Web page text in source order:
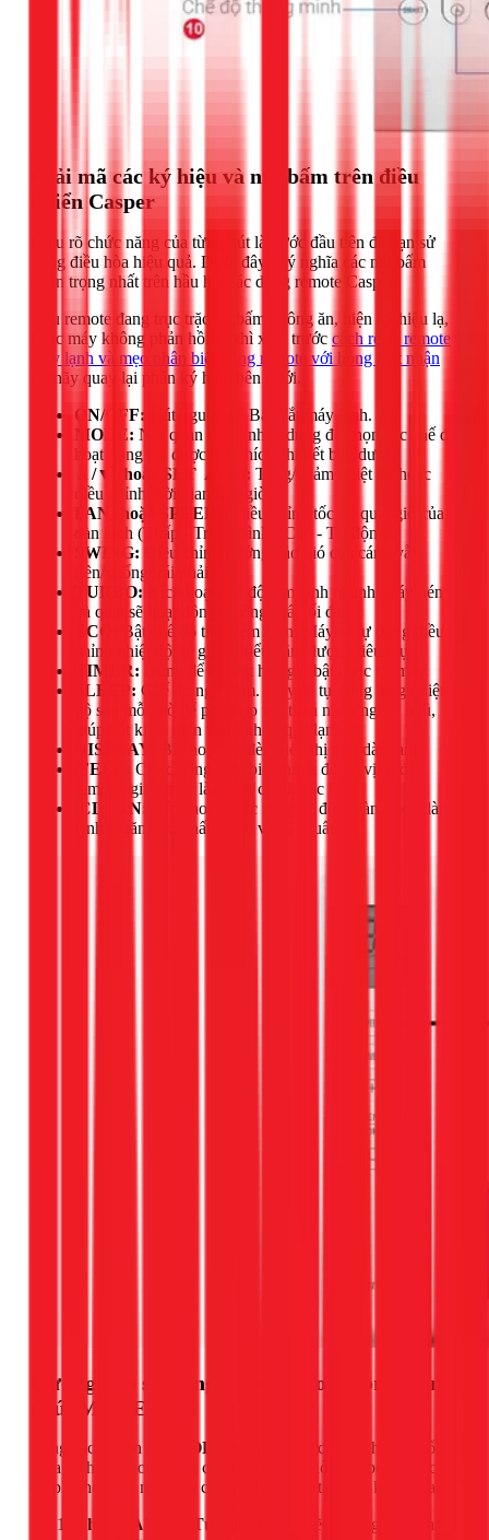
Giải mã các ký hiệu và nút bấm trên điều
khiển Casper
Hiểu rõ chức năng của từng nút là bước đầu tiên để bạn sử
dụng điều hòa hiệu quả. Dưới đây là ý nghĩa các nút bấm
quan trọng nhất trên hầu hết các dòng remote Casper.
Nếu remote đang trục trặc — bấm không ăn, hiện ký hiệu lạ,
hoặc máy không phản hồi — thì xem trước cách reset remote
máy lạnh và mẹo phân biệt hỏng remote với hỏng mắt nhận
rồi hãy quay lại phần ký hiệu bên dưới.
ON/OFF: Nút nguồn để Bật/Tắt máy lạnh.
MODE: Nút quan trọng nhất, dùng để chọn các chế độ
hoạt động (sẽ được giải thích chi tiết bên dưới).
▲/▼ (hoặc SET ▲/▼): Tăng/Giảm nhiệt độ hoặc
điều chỉnh thời gian hẹn giờ.
FAN (hoặc SPEED):
Điều chỉnh tốc độ quạt gió của
dàn lạnh (Thấp - Trung bình - Cao - Tự động).
SWING: Điều chỉnh hướng đảo gió của cánh vẫy
(lên/xuống/trái/phải).
TURBO: Kích hoạt chế độ làm lạnh nhanh, máy nén
và quạt sẽ hoạt động ở công suất tối đa.
ECO:
Bật chế độ tiết kiệm điện. Máy sẽ tự động điều
chỉnh nhiệt độ để giảm thiểu năng lượng tiêu thụ.
TIMER: Dùng để cài đặt hẹn giờ bật hoặc tắt máy.
SLEEP: Chế độ ngủ đêm. Máy sẽ tự động tăng nhiệt
độ sau mỗi giờ để phù hợp với thân nhiệt người ngủ,
giúp tiết kiệm điện và tránh bị quá lạnh.
DISPLAY:
Bật hoặc tắt đèn hiển thị trên dàn lạnh.
iFEEL:
Chức năng cảm biến nhiệt độ tại vị trí đặt
remote, giúp máy làm mát chính xác hơn.
iCLEAN:
Kích hoạt chức năng tự động làm sạch dàn
lạnh, ngăn ngừa nấm mốc và vi khuẩn.
Hướng dẫn sử dụng 5 chế độ hoạt động chính
(Nút MODE)
Bằng cách nhấn nút MODE
tuần tự, bạn có thể chuyển đổi
giữa 5 chế độ hoạt động cốt lõi của điều hòa Casper. Mỗi chế
độ phù hợp với một nhu cầu và điều kiện thời tiết khác nhau.
Chế độ AUTO (Tự động):
Máy sẽ tự động điều chỉnh